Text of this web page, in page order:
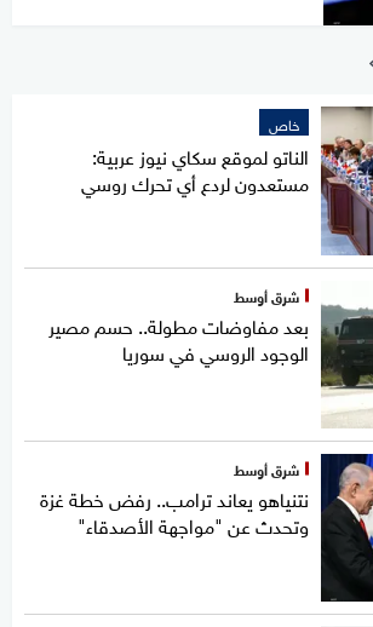
خاص
الناتو لموقع سكاي نيوز عربية:
مستعدون لردع أي تحرك روسي
شرق أوسط
بعد مفاوضات مطولة.. حسم مصير
الوجود الروسي في سوريا
شرق أوسط
نتنياهو يعاند ترامب.. رفض خطة غزة
وتحدث عن "مواجهة الأصدقاء"